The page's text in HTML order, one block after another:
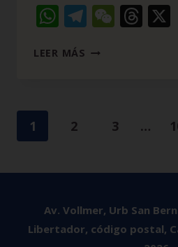
WhatsApp
Telegram
LEER MÁS
1 2 3 …
Av. Vollmer, Urb San
Libertador, código postal,